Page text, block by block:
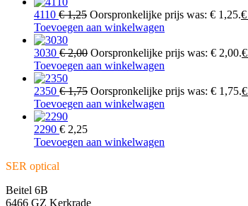
4110 €1,25 Oorspronkelijke prijs was: € 1,25.€
Toevoegen aan winkelwagen
3030 €2,00 Oorspronkelijke prijs was: € 2,00.€
Toevoegen aan winkelwagen
2350 €1,75 Oorspronkelijke prijs was: € 1,75.€
Toevoegen aan winkelwagen
2290 € 2,25
Toevoegen aan winkelwagen
SER optical
Beitel 6B
6466 GZ Kerkrade